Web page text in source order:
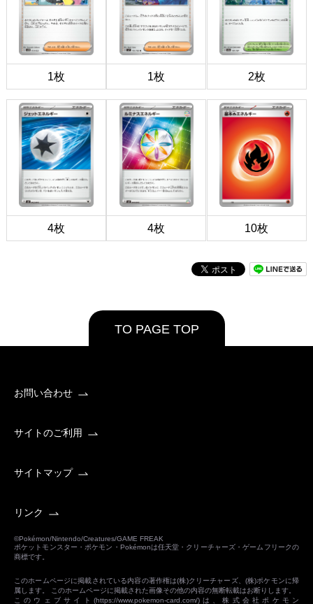
1枚 1枚 2枚
4枚 4枚 10枚
TO PAGE TOP
お問い合わせ
サイトのご利用
サイトマップ
リンク
©Pokémon/Nintendo/Creatures/GAME FREAK
ポケットモンスター・ポケモン・Pokémonは任天堂・クリーチャーズ・ゲームフリークの
商標です。
このホームページに掲載されている内容の著作権は(株)クリーチャーズ、(株)ポケモンに帰
属します。 このホームページに掲載された画像その他の内容の無断転載はお断りします。
このウェブサイト(https://www.pokemon-card.com/)は、株式会社ポケモン